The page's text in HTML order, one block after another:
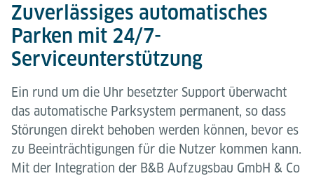
Zuverlässiges automatisches
Parken mit 24/7-
Serviceunterstützung
Ein rund um die Uhr besetzter Support überwacht
das automatische Parksystem permanent, so dass
Störungen direkt behoben werden können, bevor es
zu Beeinträchtigungen für die Nutzer kommen kann.
Mit der Integration der B&B Aufzugsbau GmbH & Co